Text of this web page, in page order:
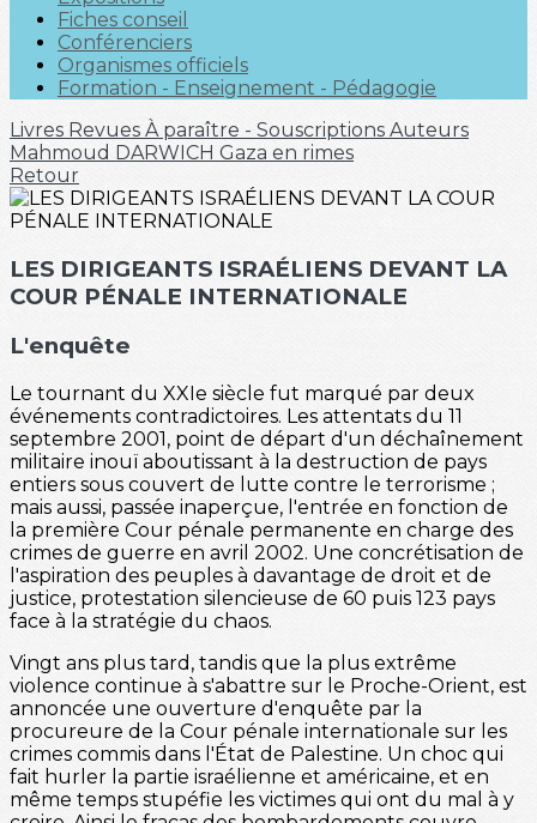
Fiches conseil
Conférenciers
Organismes officiels
Formation - Enseignement - Pédagogie
Livres Revues À paraître - Souscriptions Auteurs
Mahmoud DARWICH Gaza en rimes
Retour
LES DIRIGEANTS ISRAÉLIENS DEVANT LA
COUR PÉNALE INTERNATIONALE
L'enquête
Le tournant du XXIe siècle fut marqué par deux
événements contradictoires. Les attentats du 11
septembre 2001, point de départ d'un déchaînement
militaire inouï aboutissant à la destruction de pays
entiers sous couvert de lutte contre le terrorisme ;
mais aussi, passée inaperçue, l'entrée en fonction de
la première Cour pénale permanente en charge des
crimes de guerre en avril 2002. Une concrétisation de
l'aspiration des peuples à davantage de droit et de
justice, protestation silencieuse de 60 puis 123 pays
face à la stratégie du chaos.
Vingt ans plus tard, tandis que la plus extrême
violence continue à s'abattre sur le Proche-Orient, est
annoncée une ouverture d'enquête par la
procureure de la Cour pénale internationale sur les
crimes commis dans l'État de Palestine. Un choc qui
fait hurler la partie israélienne et américaine, et en
même temps stupéfie les victimes qui ont du mal à y